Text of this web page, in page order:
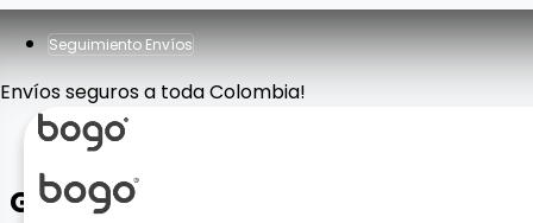
Seguimiento Envíos
Envíos seguros a toda Colombia!
Glow Collection MagSafe Case